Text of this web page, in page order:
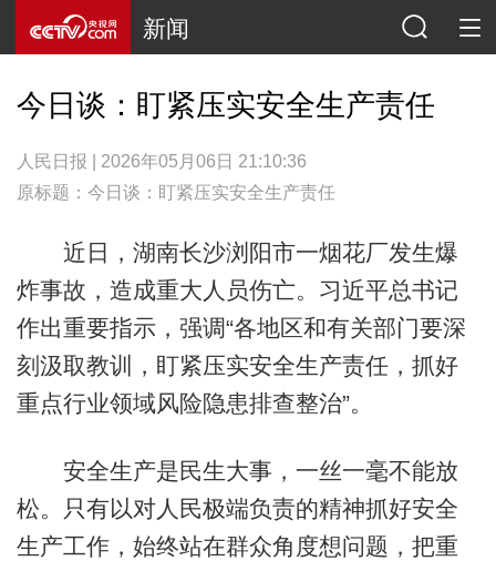
新闻
今日谈：盯紧压实安全生产责任
人民日报 | 2026年05月06日 21:10:36
原标题：今日谈：盯紧压实安全生产责任
近日，湖南长沙浏阳市一烟花厂发生爆
炸事故，造成重大人员伤亡。习近平总书记
作出重要指示，强调“各地区和有关部门要深
刻汲取教训，盯紧压实安全生产责任，抓好
重点行业领域风险隐患排查整治”。
安全生产是民生大事，一丝一毫不能放
松。只有以对人民极端负责的精神抓好安全
生产工作，始终站在群众角度想问题，把重